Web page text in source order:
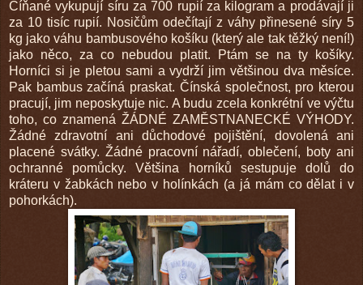
Číňané vykupují síru za 700 rupií za kilogram a prodávají ji
za 10 tisíc rupií. Nosičům odečítají z váhy přinesené síry 5
kg jako váhu bambusového košíku (který ale tak těžký není!)
jako něco, za co nebudou platit. Ptám se na ty košíky.
Horníci si je pletou sami a vydrží jim většinou dva měsíce.
Pak bambus začíná praskat. Čínská společnost, pro kterou
pracují, jim neposkytuje nic. A budu zcela konkrétní ve výčtu
toho, co znamená ŽÁDNÉ ZAMĚSTNANECKÉ VÝHODY.
Žádné zdravotní ani důchodové pojištění, dovolená ani
placené svátky. Žádné pracovní nářadí, oblečení, boty ani
ochranné pomůcky. Většina horníků sestupuje dolů do
kráteru v žabkách nebo v holínkách (a já mám co dělat i v
pohorkách).